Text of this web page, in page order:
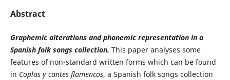
Abstract
Graphemic alterations and phonemic representation in a
Spanish folk songs collection. This paper analyses some
features of non-standard written forms which can be found
in Coplas y cantes flamencos, a Spanish folk songs collection